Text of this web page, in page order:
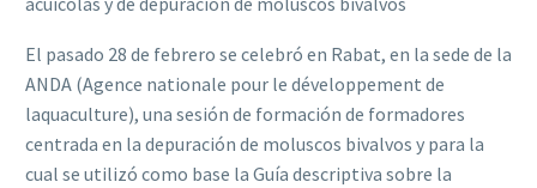
El pasado 28 de febrero se celebró en Rabat, en la sede de la
ANDA (Agence nationale pour le développement de
laquaculture), una sesión de formación de formadores
centrada en la depuración de moluscos bivalvos y para la
cual se utilizó como base la Guía descriptiva sobre la